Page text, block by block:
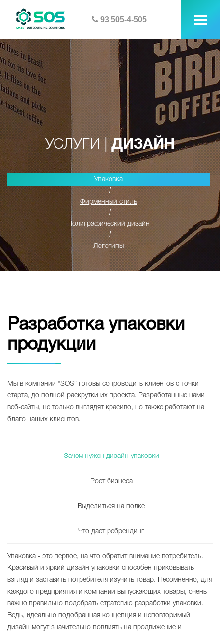
93 505-4-505
УСЛУГИ |ДИЗАЙН
Упаковка
/
Фирменный стиль
/
Полиграфический дизайн
/
Логотипы
Разработка упаковки
продукции
Мы в компании “SOS” готовы сопроводить клиентов с точки
старта, до полной раскрутки их проекта. Разработанные нами
веб-сайты, не только выглядят красиво, но также работают на
благо наших клиентов.
Зачем нужен дизайн упаковки
Рост бизнеса
Выделиться на полке
Что даст ребрендинг
Упаковка - это первое, на что обратит внимание потребитель.
Красивый и яркий дизайн упаковки способен приковывать
взгляд и заставить потребителя изучить товар. Несомненно, для
каждого предприятия и компании выпускающих товары, очень
важно правильно подобрать стратегию разработки упаковки.
Ведь, идеально подобранная концепция и неповторимый
дизайн могут значительно повлиять на продвижение и